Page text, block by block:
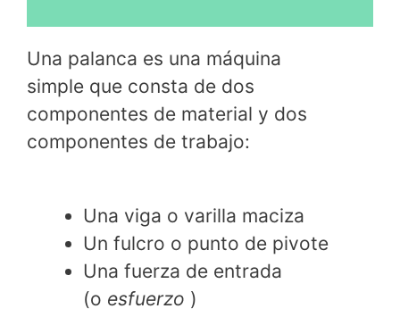
Una palanca es una máquina
simple que consta de dos
componentes de material y dos
componentes de trabajo:
Una viga o varilla maciza
Un fulcro o punto de pivote
Una fuerza de entrada
(o esfuerzo )